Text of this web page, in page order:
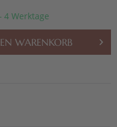
4 Werktage
WARENKORB